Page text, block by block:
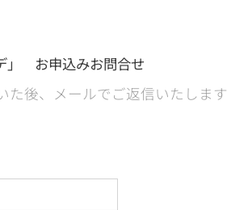
申込みお問合せ
た後、メールでご返信いたします